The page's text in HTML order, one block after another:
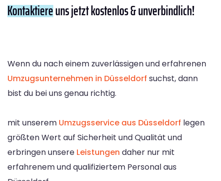
Kontaktiereuns jetzt kostenlos & unverbindlich!
Wenn du nach einem zuverlässigen und erfahrenen
Umzugsunternehmen in Düsseldorf suchst, dann
bist du bei uns genau richtig.
mit unserem Umzugsservice aus Düsseldorf legen
größten Wert auf Sicherheit und Qualität und
erbringen unsere Leistungen daher nur mit
erfahrenem und qualifiziertem Personal aus